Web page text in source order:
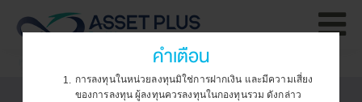
คำเตือน
1. การลงทุนในหน่วยลงทุนมิใช่การฝากเงิน และมีความเสี่ยง
ของการลงทุน ผู้ลงทุนควรลงทุนในกองทุนรวม ดังกล่าว
การใช้และการจัดการคุกกี้
กองทุนหน่วยลงทุน/หุ้นต่างประเทศ